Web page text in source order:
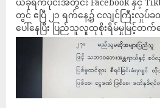
တွင် ဧပြီ ၂၁ ရက်နေ့၌ ငလျင်ကြီးလှု
ပေါ်နေပြီး ပြည်သူလူထုစိုးရိမ်မှုမြင့်တ